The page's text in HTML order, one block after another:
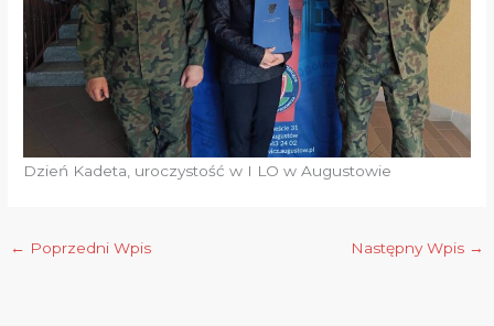
Dzień Kadeta, uroczystość w I LO w Augustowie
← Poprzedni Wpis Następny Wpis →